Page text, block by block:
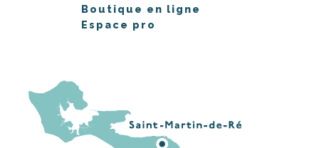
Boutique en ligne
Espace pro